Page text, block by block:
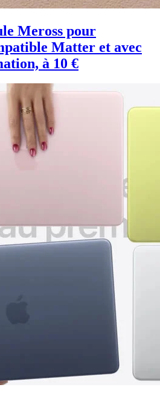
Meross pour
Matter et avec
à 10 €